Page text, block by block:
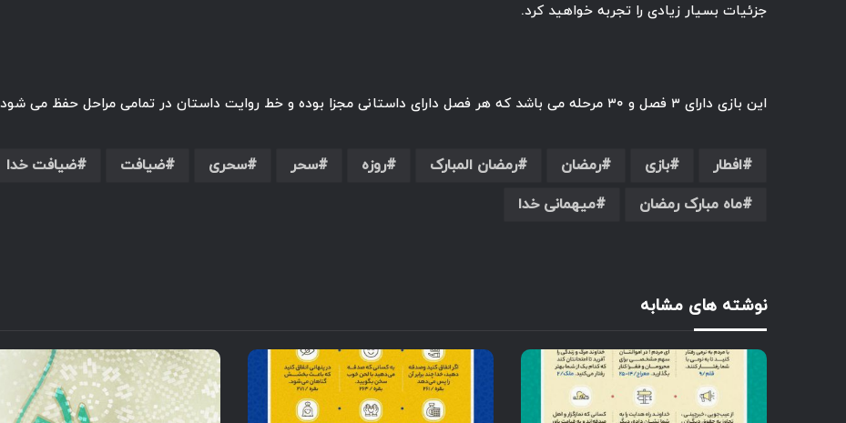
جزئیات بسیار زیادی را تجربه خواهید کرد.
این بازی دارای ۳ فصل و ۳۰ مرحله می باشد که هر فصل دارای داستانی مجزا بوده و خط روایت داستان در تمامی مراحل حفظ می شود.
افطار بازی رمضان رمضان المبارک روزه سحر سحری ضیافت ضیافت خدا
ماه مبارک رمضان
میهمانی خدا
نوشته های مشابه